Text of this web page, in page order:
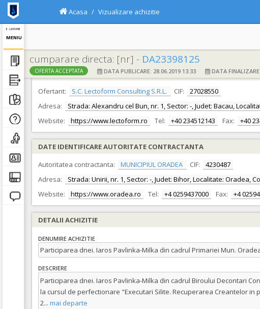
E - LICITATIE
MENIU
Acasa Vizualizare achizitie
cumparare directa: [nr] - DA23398125
OFERTA ACCEPTATA DATA PUBLICARE: 28.06.2019 13:33 DATA
DATE IDENTIFICARE OFERTANT
Ofertant:
S.C. Lectoform Consulting S.R.L. CIF:
27028550
Adresa:
Strada: Alexandru cel Bun, nr. 1, Sector: -, Judet: Bacau,
Website:
https://www.lectoform.ro Tel: +40 234512143 Fax: +40
DATE IDENTIFICARE AUTORITATE CONTRACTANTA
Autoritatea contractanta:
MUNICIPIUL ORADEA CIF:
4230487
Adresa:
Strada: Unirii, nr. 1, Sector: -, Judet: Bihor, Localitate: Oradea,
Website:
https://www.oradea.ro Tel: +4 0259437000 Fax: +4
DETALII ACHIZITIE
DENUMIRE ACHIZITIE
Participarea dnei. Iaros Pavlinka-Milka din cadrul Primariei Mun.
DESCRIERE
Participarea dnei. Iaros Pavlinka-Milka din cadrul Biroului Decontari
la cursul de perfectionare "Executari Silite. Recuperarea Creantelor in
2... mai departe